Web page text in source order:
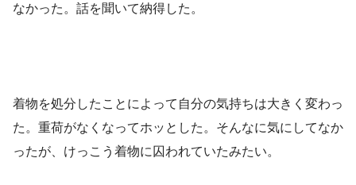
なかった。話を聞いて納得した。
着物を処分したことによって自分の気持ちは大きく変わっ
た。重荷がなくなってホッとした。そんなに気にしてなか
ったが、けっこう着物に囚われていたみたい。